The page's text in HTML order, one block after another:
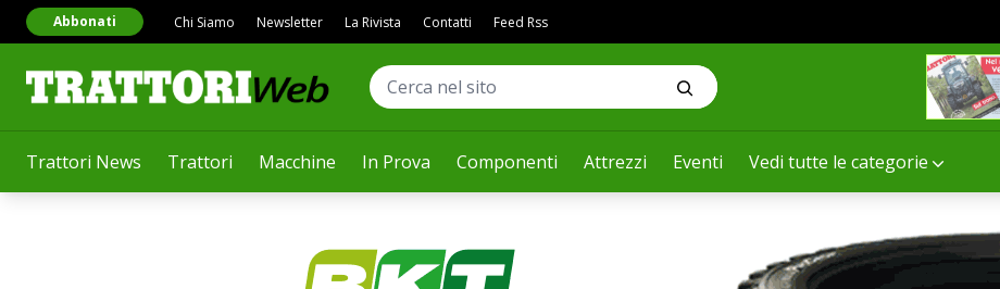
Trattori News Trattori Macchine In Prova Componenti Attrezzi Eventi Vedi tutte le categorie
Abbonati Chi Siamo Newsletter La Rivista Contatti Feed Rss